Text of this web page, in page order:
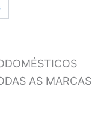
AS MARCAS